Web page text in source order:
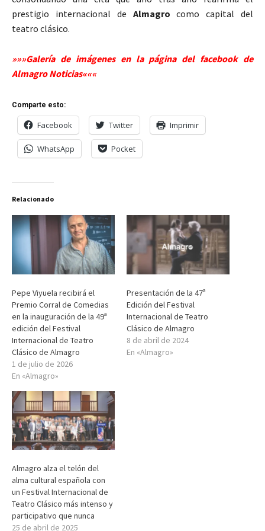
prestigio internacional de Almagro como capital del
teatro clásico.
»»»Galería de imágenes en la página del facebook de
Almagro Noticias«««
Comparte esto:
Facebook Twitter Imprimir
WhatsApp Pocket
Relacionado
Pepe Viyuela recibirá el
Premio Corral de Comedias
en la inauguración de la 49ª
edición del Festival
Internacional de Teatro
Clásico de Almagro
1 de julio de 2026
En «Almagro»
Presentación de la 47ª
Edición del Festival
Internacional de Teatro
Clásico de Almagro
8 de abril de 2024
En «Almagro»
Almagro alza el telón del
alma cultural española con
un Festival Internacional de
Teatro Clásico más intenso y
participativo que nunca
25 de abril de 2025